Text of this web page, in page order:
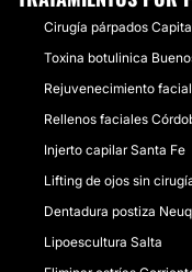
Cirugía párpados
Toxina botulinica
Rejuvenecimiento
Rellenos faciales
Injerto capilar Santa Fe
Lifting de ojos sin
Dentadura postiza
Lipoescultura Salta